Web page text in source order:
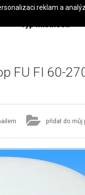
Typ místnosti
FU FI 60-
přidat do můj
reklam a